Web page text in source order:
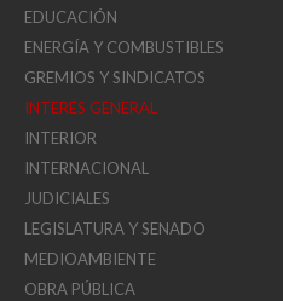
EDUCACIÓN
ENERGÍA Y COMBUSTIBLES
GREMIOS Y SINDICATOS
INTERÉS GENERAL
INTERIOR
INTERNACIONAL
JUDICIALES
LEGISLATURA Y SENADO
MEDIOAMBIENTE
OBRA PÚBLICA